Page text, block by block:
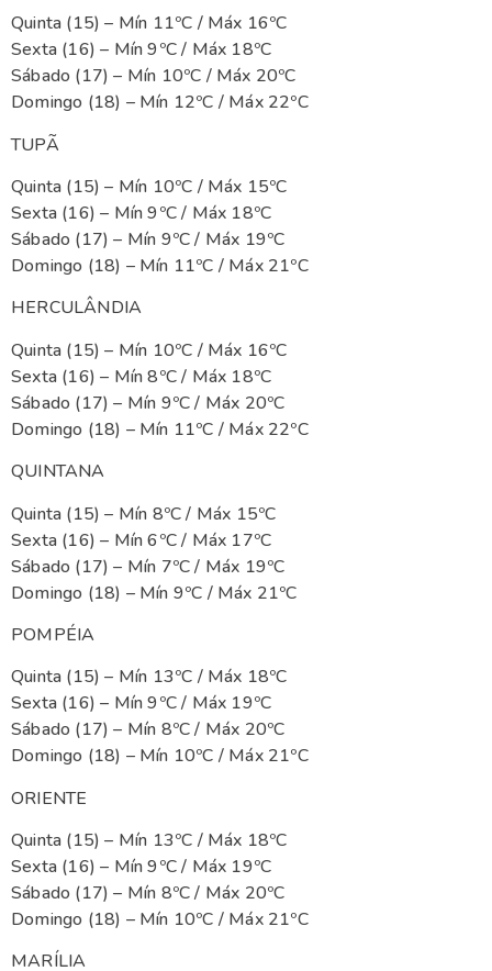
Quinta (15) – Mín 11ºC / Máx 16ºC
Sexta (16) – Mín 9ºC / Máx 18ºC
Sábado (17) – Mín 10ºC / Máx 20ºC
Domingo (18) – Mín 12ºC / Máx 22ºC
TUPÃ
Quinta (15) – Mín 10ºC / Máx 15ºC
Sexta (16) – Mín 9ºC / Máx 18ºC
Sábado (17) – Mín 9ºC / Máx 19ºC
Domingo (18) – Mín 11ºC / Máx 21ºC
HERCULÂNDIA
Quinta (15) – Mín 10ºC / Máx 16ºC
Sexta (16) – Mín 8ºC / Máx 18ºC
Sábado (17) – Mín 9ºC / Máx 20ºC
Domingo (18) – Mín 11ºC / Máx 22ºC
QUINTANA
Quinta (15) – Mín 8ºC / Máx 15ºC
Sexta (16) – Mín 6ºC / Máx 17ºC
Sábado (17) – Mín 7ºC / Máx 19ºC
Domingo (18) – Mín 9ºC / Máx 21ºC
POMPÉIA
Quinta (15) – Mín 13ºC / Máx 18ºC
Sexta (16) – Mín 9ºC / Máx 19ºC
Sábado (17) – Mín 8ºC / Máx 20ºC
Domingo (18) – Mín 10ºC / Máx 21ºC
ORIENTE
Quinta (15) – Mín 13ºC / Máx 18ºC
Sexta (16) – Mín 9ºC / Máx 19ºC
Sábado (17) – Mín 8ºC / Máx 20ºC
Domingo (18) – Mín 10ºC / Máx 21ºC
MARÍLIA